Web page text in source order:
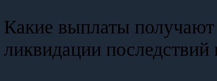
Какие выплаты
ликвидации последствий